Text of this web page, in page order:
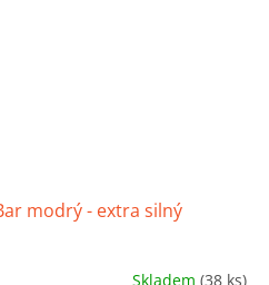
modrý - extra silný
Skladem(38 ks)